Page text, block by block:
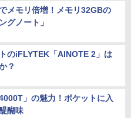
メモリ倍増！メモリ32GBの
グノート」
のiFLYTEK「AINOTE 2」は
？
」の魅力！ポケットに入
醐味